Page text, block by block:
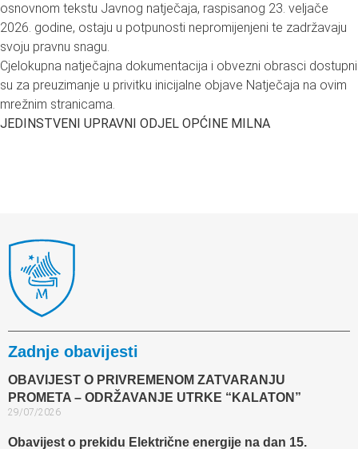
osnovnom tekstu Javnog natječaja, raspisanog 23. veljače
2026. godine, ostaju u potpunosti nepromijenjeni te zadržavaju
svoju pravnu snagu.
Cjelokupna natječajna dokumentacija i obvezni obrasci dostupni
su za preuzimanje u privitku inicijalne objave Natječaja na ovim
mrežnim stranicama.
JEDINSTVENI UPRAVNI ODJEL OPĆINE MILNA
Zadnje obavijesti
OBAVIJEST O PRIVREMENOM ZATVARANJU
PROMETA – ODRŽAVANJE UTRKE “KALATON”
29/07/2026
Obavijest o prekidu Električne energije na dan 15.